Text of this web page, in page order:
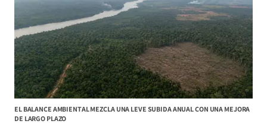
EL BALANCE AMBIENTAL MEZCLA UNA LEVE SUBIDA ANUAL CON UNA MEJORA
DE LARGO PLAZO